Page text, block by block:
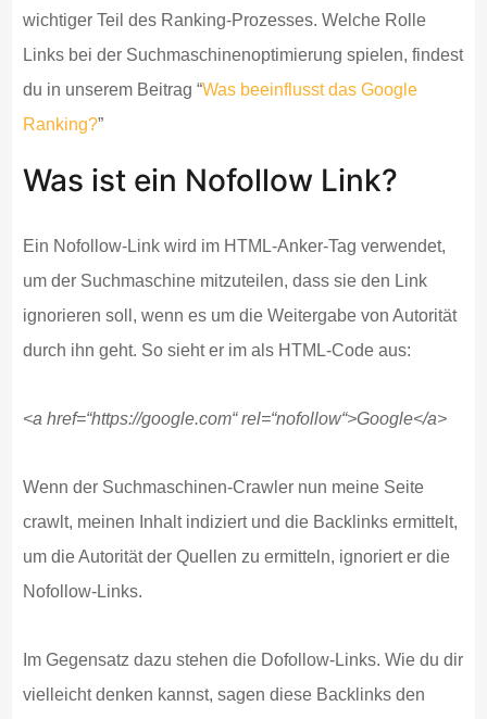
wichtiger Teil des Ranking-Prozesses. Welche Rolle
Links bei der Suchmaschinenoptimierung spielen, findest
du in unserem Beitrag “Was beeinflusst das Google
Ranking?”
Was ist ein Nofollow Link?
Ein Nofollow-Link wird im HTML-Anker-Tag verwendet,
um der Suchmaschine mitzuteilen, dass sie den Link
ignorieren soll, wenn es um die Weitergabe von Autorität
durch ihn geht. So sieht er im als HTML-Code aus:
<a href=“https://google.com“ rel=“nofollow“>Google</a>
Wenn der Suchmaschinen-Crawler nun meine Seite
crawlt, meinen Inhalt indiziert und die Backlinks ermittelt,
um die Autorität der Quellen zu ermitteln, ignoriert er die
Nofollow-Links.
Im Gegensatz dazu stehen die Dofollow-Links. Wie du dir
vielleicht denken kannst, sagen diese Backlinks den